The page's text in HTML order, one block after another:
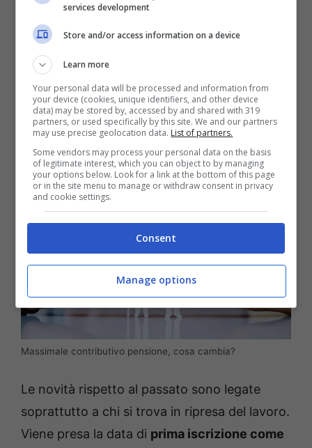
la richiesta di chiarimenti con l’ufficio
legislativo del Ministero del lavoro. Fornendo
dei chiarimenti sul corretto adempimento di
quello che è l’obbligo contributivo per i
lavoratori reimpiegati o che di fatto
proseguono il lavoro anche dopo aver
Massimale contributivo pensione, cosa cambia?
Le novità rispetto al passato sono legate
soprattutto a chi si trova in ripresa del lavoro.
Viene presa la data di prima iscrizione come
services development
Store and/or access information on a device
Learn more
Your personal data will be processed and information from
your device (cookies, unique identifiers, and other device
data) may be stored by, accessed by and shared with 319
partners, or used specifically by this site. We and our partners
may use precise geolocation data. List of partners.
Some vendors may process your personal data on the basis
of legitimate interest, which you can object to by managing
your options below. Look for a link at the bottom of this page
or in the site menu to manage or withdraw consent in privacy
and cookie settings.
Consent
Manage options